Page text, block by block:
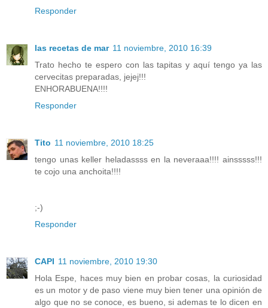
Responder
las recetas de mar 11 noviembre, 2010 16:39
Trato hecho te espero con las tapitas y aquí tengo ya las
cervecitas preparadas, jejej!!!
ENHORABUENA!!!!
Responder
Tito 11 noviembre, 2010 18:25
tengo unas keller heladassss en la neveraaa!!!! ainsssss!!!
te cojo una anchoita!!!!
;-)
Responder
CAPI 11 noviembre, 2010 19:30
Hola Espe, haces muy bien en probar cosas, la curiosidad
es un motor y de paso viene muy bien tener una opinión de
algo que no se conoce, es bueno, si ademas te lo dicen en